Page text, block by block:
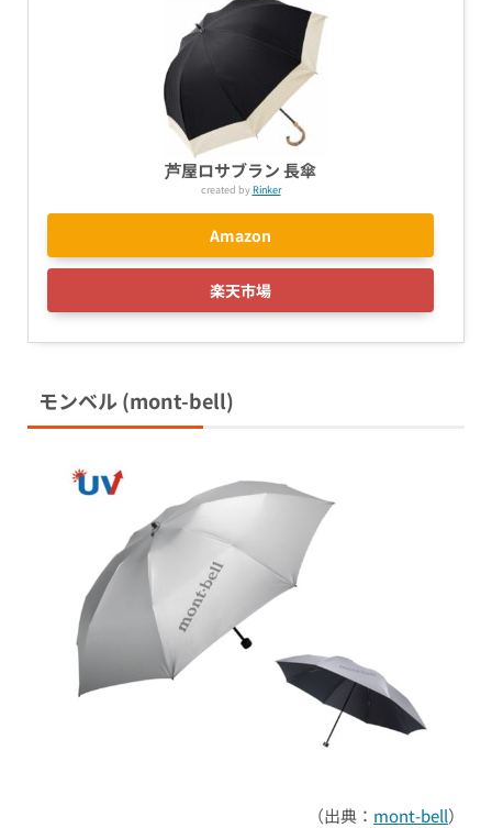
芦屋ロサブラン 長傘
created byRinker
Amazon
楽天市場
モンベル(mont-bell)
（出典： mont-bell）